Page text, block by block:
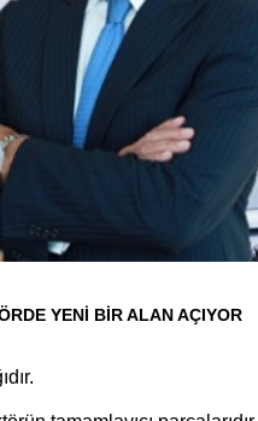
YENİ BİR ALAN AÇIYOR